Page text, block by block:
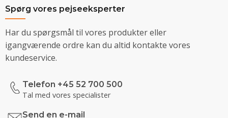
Spørg vores pejseeksperter
Har du spørgsmål til vores produkter eller
igangværende ordre kan du altid kontakte vores
kundeservice.
Telefon +45 52 700 500
Tal med vores specialister
Send en e-mail